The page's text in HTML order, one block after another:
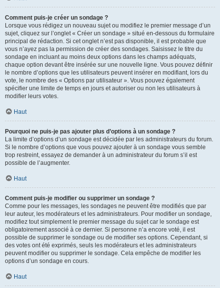
Comment puis-je créer un sondage ?
Lorsque vous rédigez un nouveau sujet ou modifiez le premier message d’un
sujet, cliquez sur l’onglet « Créer un sondage » situé en-dessous du formulaire
principal de rédaction. Si cet onglet n’est pas disponible, il est probable que
vous n’ayez pas la permission de créer des sondages. Saisissez le titre du
sondage en incluant au moins deux options dans les champs adéquats,
chaque option devant être insérée sur une nouvelle ligne. Vous pouvez définir
le nombre d’options que les utilisateurs peuvent insérer en modifiant, lors du
vote, le nombre des « Options par utilisateur ». Vous pouvez également
spécifier une limite de temps en jours et autoriser ou non les utilisateurs à
modifier leurs votes.
Haut
Pourquoi ne puis-je pas ajouter plus d’options à un sondage ?
La limite d’options d’un sondage est décidée par les administrateurs du forum.
Si le nombre d’options que vous pouvez ajouter à un sondage vous semble
trop restreint, essayez de demander à un administrateur du forum s’il est
possible de l’augmenter.
Haut
Comment puis-je modifier ou supprimer un sondage ?
Comme pour les messages, les sondages ne peuvent être modifiés que par
leur auteur, les modérateurs et les administrateurs. Pour modifier un sondage,
modifiez tout simplement le premier message du sujet car le sondage est
obligatoirement associé à ce dernier. Si personne n’a encore voté, il est
possible de supprimer le sondage ou de modifier ses options. Cependant, si
des votes ont été exprimés, seuls les modérateurs et les administrateurs
peuvent modifier ou supprimer le sondage. Cela empêche de modifier les
options d’un sondage en cours.
Haut